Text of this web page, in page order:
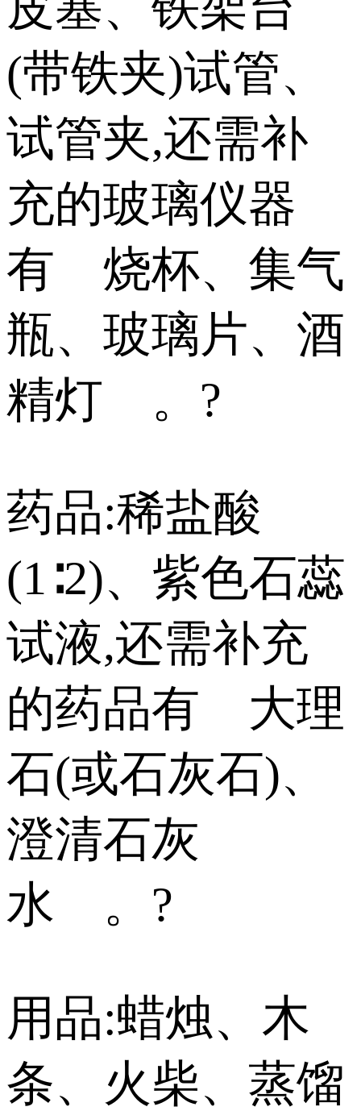
(带铁夹)试管、
试管夹,还需补
充的玻璃仪器
有 烧杯、集气
瓶、玻璃片、酒
精灯 。?
药品:稀盐酸
(1∶2)、紫色石蕊
试液,还需补充
的药品有 大理
石(或石灰石)、
澄清石灰
水 。?
用品:蜡烛、木
条、火柴、蒸馏